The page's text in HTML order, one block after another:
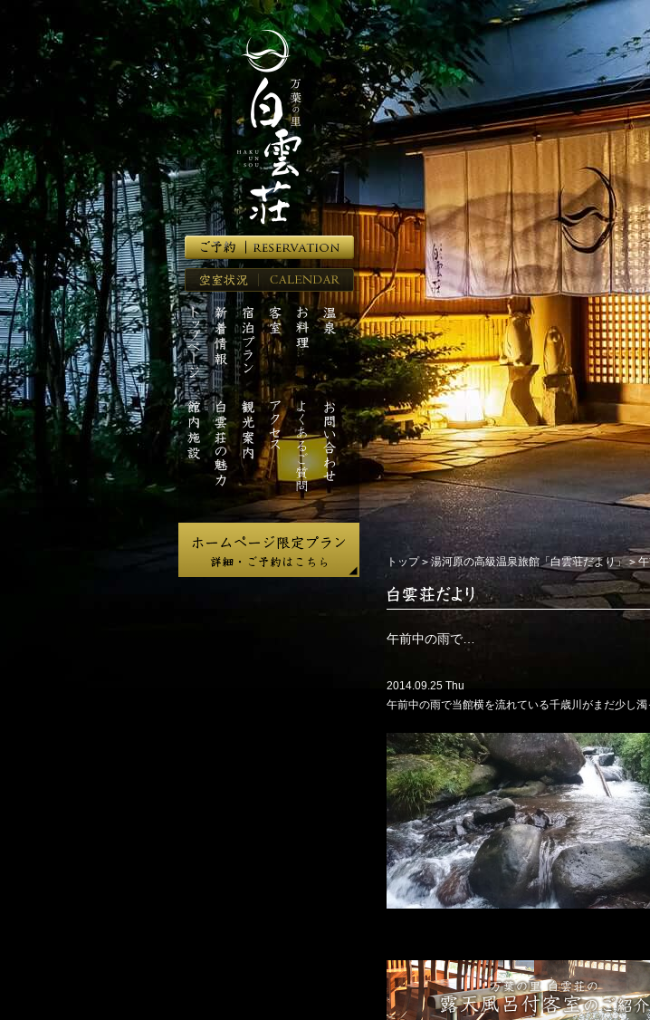
湯
河
温
泉
高
級
旅
館
【万
葉
の
里
白
雲
荘】
空
室
状
況
ト
ッ
プ
ペ
ー
ジ
新
着
情
報
宿
泊
プ
ラ
ン
客
室
お
料
理
温
泉
館
内
施
設
白
雲
荘
の
魅
観
光
案
内
ア
ク
セ
ス
よ
く
あ
る
ご
質
問
お
問
い
合
わ
せ
トップ 湯河原の高級温泉旅館「白雲荘だより」
白
雲
荘
り
午前中の雨で…
2014.09.25 Thu
午前中の雨で当館横を流れている千歳川がまだ少し